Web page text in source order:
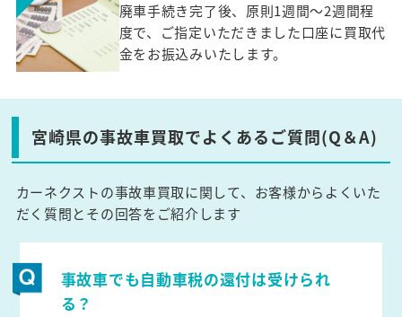
廃車手続き完了後、原則1週間～2週間程
度で、ご指定いただきました口座に買取代
金をお振込みいたします。
宮崎県の事故車買取でよくあるご質問(Q＆A)
カーネクストの事故車買取に関して、お客様からよくいた
だく質問とその回答をご紹介します
事故車でも自動車税の還付は受けられ
る？